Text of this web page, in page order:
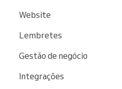
Website
Lembretes
Gestão de negócio
Integrações